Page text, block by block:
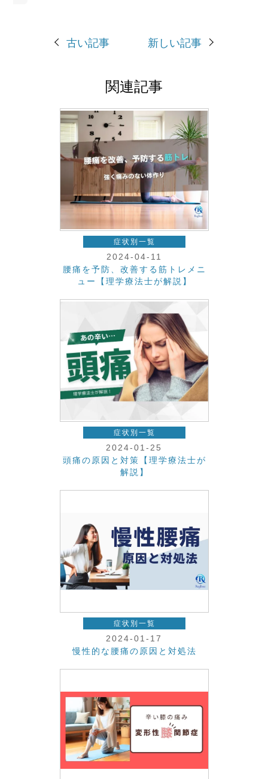
古い記事 新しい記事
関連記事
症状別一覧
2024-04-11
腰痛を予防、改善する筋トレメニ
ュー【理学療法士が解説】
症状別一覧
2024-01-25
頭痛の原因と対策【理学療法士が
解説】
症状別一覧
2024-01-17
慢性的な腰痛の原因と対処法